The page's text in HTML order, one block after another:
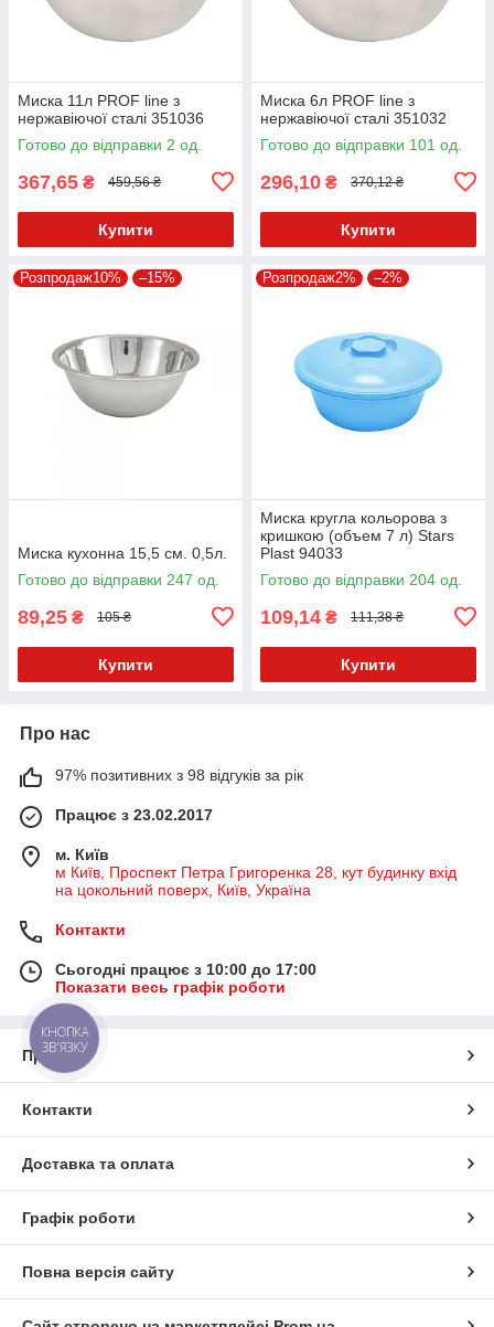
Миска 11л PROF line з
нержавіючої сталі 351036
Готово до відправки 2 од.
367,65 ₴ 459,56 ₴
Купити
Миска 6л PROF line з
нержавіючої сталі 351032
Готово до відправки 101 од.
296,10 ₴ 370,12 ₴
Купити
Розпродаж10% –15%
Миска кухонна 15,5 см. 0,5л.
Готово до відправки 247 од.
89,25 ₴ 105 ₴
Купити
Розпродаж2% –2%
Миска кругла кольорова з
кришкою (объем 7 л) Stars
Plast 94033
Готово до відправки 204 од.
109,14 ₴ 111,38 ₴
Купити
Про нас
97% позитивних з 98 відгуків за рік
Працює з 23.02.2017
м. Київ
м Київ, Проспект Петра Григоренка 28, кут будинку вхід
на цокольний поверх, Київ, Україна
Контакти
Сьогодні працює з 10:00 до 17:00
Показати весь графік роботи
Про нас
Контакти
Доставка та оплата
Графік роботи
Повна версія сайту
КНОПКА
ЗВ'ЯЗКУ